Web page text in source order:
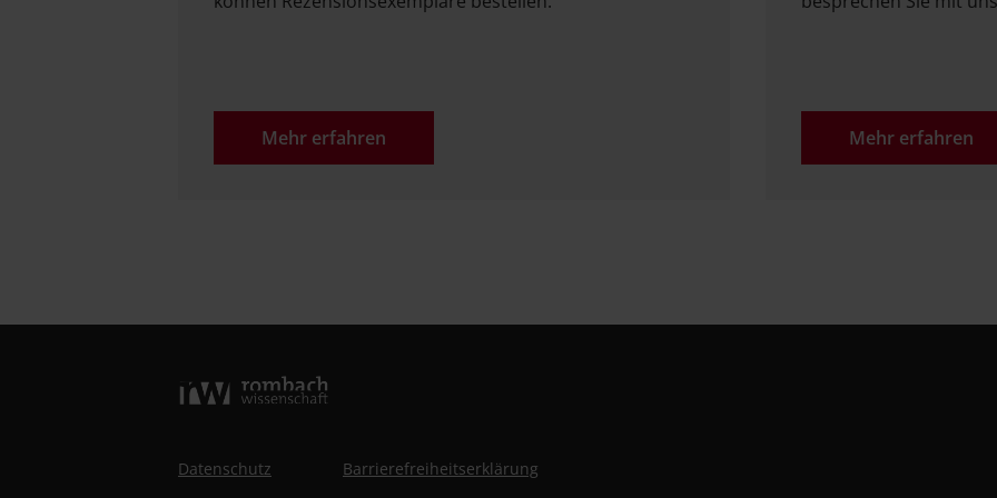
Mehr erfahren Mehr erfahren
Datenschutz Barrierefreiheitserklärung